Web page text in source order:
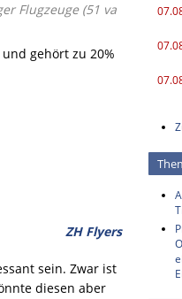
Flugzeuge (51 va
gehört zu 20%
ZH Flyers
sein. Zwar ist
diesen aber